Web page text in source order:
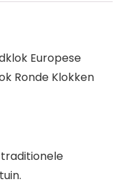
Europese
Ronde Klokken